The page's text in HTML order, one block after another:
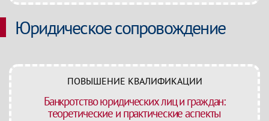
Юридическое сопровождение
ПОВЫШЕНИЕ КВАЛИФИКАЦИИ
Банкротство юридических лиц и граждан:
теоретические и практические аспекты